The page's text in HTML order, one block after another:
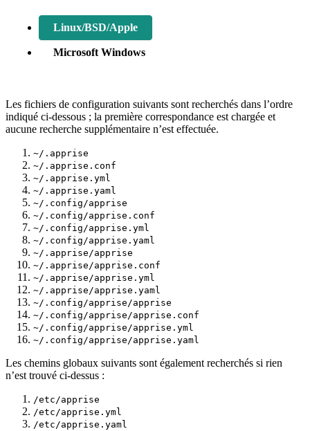
Linux/BSD/Apple
Microsoft Windows
Les fichiers de configuration suivants sont recherchés dans l’ordre
indiqué ci-dessous ; la première correspondance est chargée et
aucune recherche supplémentaire n’est effectuée.
~/.apprise
~/.apprise.conf
~/.apprise.yml
~/.apprise.yaml
~/.config/apprise
~/.config/apprise.conf
~/.config/apprise.yml
~/.config/apprise.yaml
~/.apprise/apprise
~/.apprise/apprise.conf
~/.apprise/apprise.yml
~/.apprise/apprise.yaml
~/.config/apprise/apprise
~/.config/apprise/apprise.conf
~/.config/apprise/apprise.yml
~/.config/apprise/apprise.yaml
Les chemins globaux suivants sont également recherchés si rien
n’est trouvé ci-dessus :
/etc/apprise
/etc/apprise.yml
/etc/apprise.yaml